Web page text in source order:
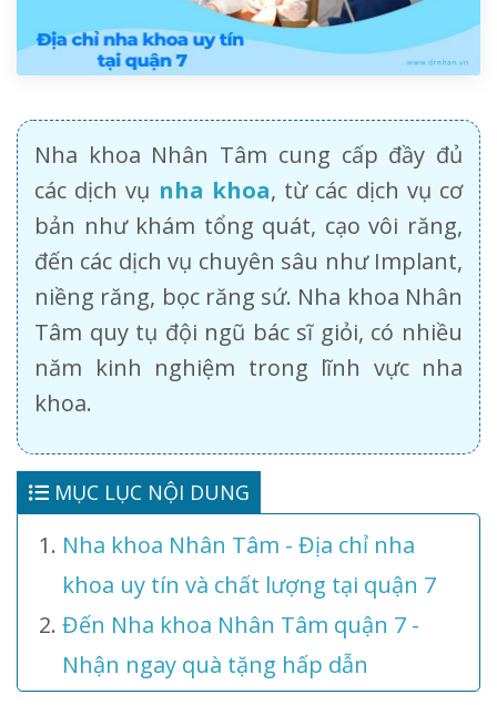
Nha khoa Nhân Tâm cung cấp đầy đủ
các dịch vụ nha khoa, từ các dịch vụ cơ
bản như khám tổng quát, cạo vôi răng,
đến các dịch vụ chuyên sâu như Implant,
niềng răng, bọc răng sứ. Nha khoa Nhân
Tâm quy tụ đội ngũ bác sĩ giỏi, có nhiều
năm kinh nghiệm trong lĩnh vực nha
khoa.
MỤC LỤC NỘI DUNG
Nha khoa Nhân Tâm - Địa chỉ nha
khoa uy tín và chất lượng tại quận 7
Đến Nha khoa Nhân Tâm quận 7 -
Nhận ngay quà tặng hấp dẫn